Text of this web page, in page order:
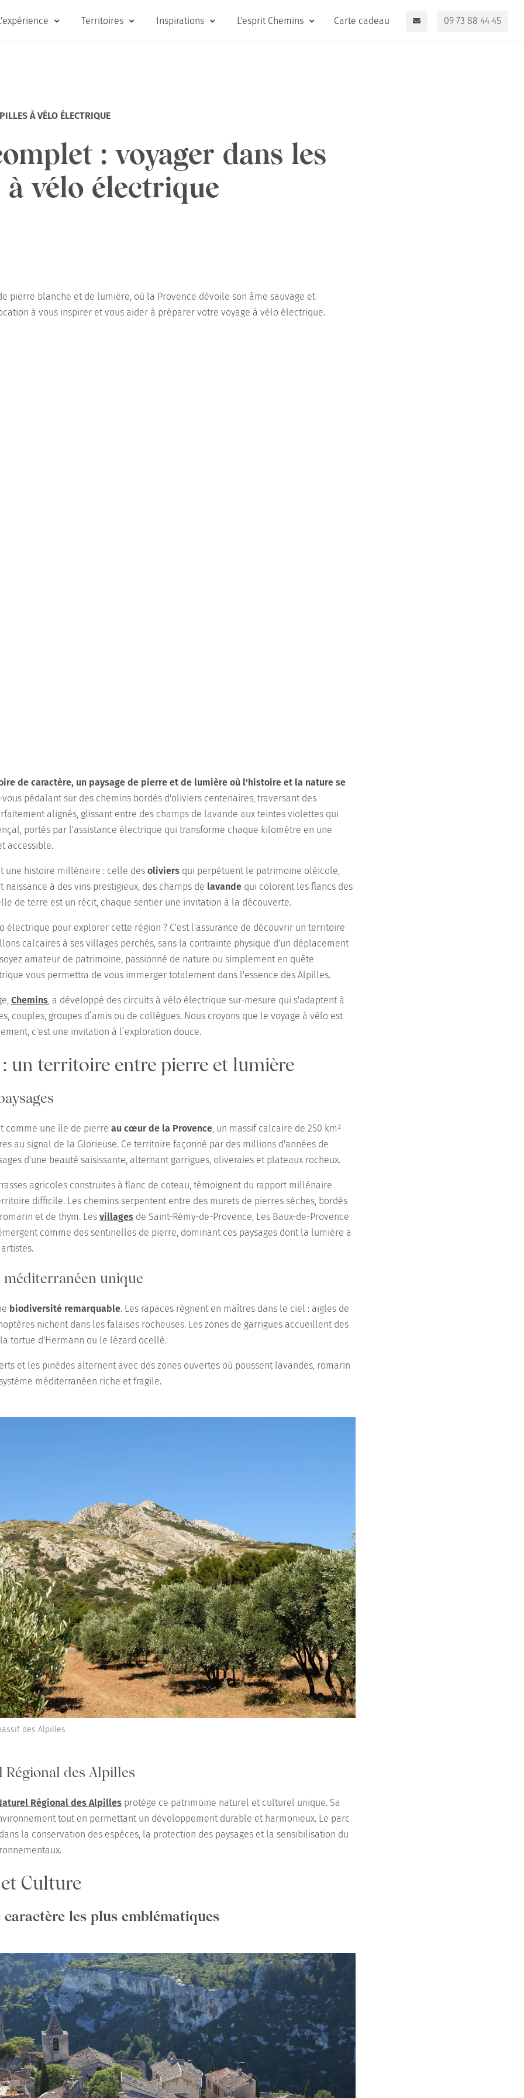
Territoires Inspirations L'esprit Chemins Carte cadeau 09 73 88 44 45
À VÉLO ÉLECTRIQUE
: voyager dans les
vélo électrique
pierre blanche et de lumière, où la Provence dévoile son âme sauvage et
à vous inspirer et vous aider à préparer votre voyage à vélo électrique.
de caractère, un paysage de pierre et de lumière où l'histoire et la nature se
vous pédalant sur des chemins bordés d'oliviers centenaires, traversant des
alignés, glissant entre des champs de lavande aux teintes violettes qui
portés par l'assistance électrique qui transforme chaque kilomètre en une
accessible.
une histoire millénaire : celle des oliviers qui perpétuent le patrimoine oléicole,
naissance à des vins prestigieux, des champs de lavande qui colorent les flancs des
de terre est un récit, chaque sentier une invitation à la découverte.
électrique pour explorer cette région ? C'est l'assurance de découvrir un territoire
calcaires à ses villages perchés, sans la contrainte physique d'un déplacement
amateur de patrimoine, passionné de nature ou simplement en quête
vous permettra de vous immerger totalement dans l'essence des Alpilles.
Chemins , a développé des circuits à vélo électrique sur-mesure qui s'adaptent à
couples, groupes d’amis ou de collègues. Nous croyons que le voyage à vélo est
c'est une invitation à l’exploration douce.
un territoire entre pierre et lumière
comme une île de pierre au cœur de la Provence , un massif calcaire de 250 km²
au signal de la Glorieuse. Ce territoire façonné par des millions d'années de
d'une beauté saisissante, alternant garrigues, oliveraies et plateaux rocheux.
agricoles construites à flanc de coteau, témoignent du rapport millénaire
difficile. Les chemins serpentent entre des murets de pierres sèches, bordés
et de thym. Les villages de Saint-Rémy-de-Provence, Les Baux-de-Provence
comme des sentinelles de pierre, dominant ces paysages dont la lumière a
méditerranéen unique
biodiversité remarquable. Les rapaces règnent en maîtres dans le ciel : aigles de
nichent dans les falaises rocheuses. Les zones de garrigues accueillent des
tortue d'Hermann ou le lézard ocellé.
et les pinèdes alternent avec des zones ouvertes où poussent lavandes, romarin
méditerranéen riche et fragile.
des Alpilles
Régional des Alpilles
Régional des Alpilles protège ce patrimoine naturel et culturel unique. Sa
tout en permettant un développement durable et harmonieux. Le parc
la conservation des espèces, la protection des paysages et la sensibilisation du
Culture
caractère les plus emblématiques